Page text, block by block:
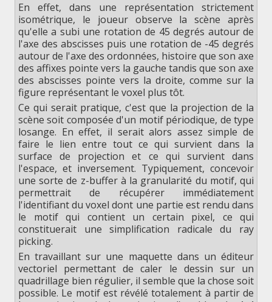
En effet, dans une représentation strictement
isométrique, le joueur observe la scène après
qu'elle a subi une rotation de 45 degrés autour de
l'axe des abscisses puis une rotation de -45 degrés
autour de l'axe des ordonnées, histoire que son axe
des affixes pointe vers la gauche tandis que son axe
des abscisses pointe vers la droite, comme sur la
figure représentant le voxel plus tôt.
Ce qui serait pratique, c'est que la projection de la
scène soit composée d'un motif périodique, de type
losange. En effet, il serait alors assez simple de
faire le lien entre tout ce qui survient dans la
surface de projection et ce qui survient dans
l'espace, et inversement. Typiquement, concevoir
une sorte de z-buffer à la granularité du motif, qui
permettrait de récupérer immédiatement
l'identifiant du voxel dont une partie est rendu dans
le motif qui contient un certain pixel, ce qui
constituerait une simplification radicale du ray
picking.
En travaillant sur une maquette dans un éditeur
vectoriel permettant de caler le dessin sur un
quadrillage bien régulier, il semble que la chose soit
possible. Le motif est révélé totalement à partir de